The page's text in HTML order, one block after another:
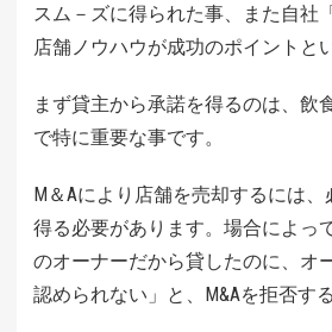
スム－ズに得られた事、また自社
店舗ノウハウが成功のポイントと
まず貸主から承諾を得るのは、飲
で特に重要な事です。
M＆Aにより店舗を売却するには
得る必要があります。場合によっ
のオーナーだから貸したのに、オ
認められない」と、M&Aを拒否す